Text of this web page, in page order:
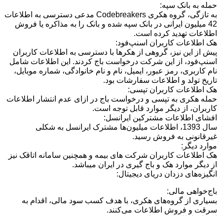
حمله به بانک سپه:
به تازگی، گروه هکری Codebreakers مدعی دسترسی به اطلاعات
42 میلیون ایرانی در بانک سپه شده و بانک را به مذاکره یا فروش
اطلاعات تهدید کرده است.
هک اطلاعات کاربران اسنپ‌فود:
پیش از این نیز، گروهی از هکرها با دسترسی به اطلاعات کاربران
اسنپ‌فود، از این شرکت درخواست باج کردند. این اطلاعات شامل
نام کاربری، رمز عبور، ایمیل، نام و نام خانوادگی، شماره موبایل،
تاریخ تولد و اطلاعات سفارشات بود.
هک اطلاعات کاربران تپسی:
حمله هکری به تپسی و درخواست باج در ازای عدم انتشار اطلاعات
کاربران، از دیگر موارد قابل توجه است.
افشای اطلاعات مشترکین ایرانسل:
سال 1393، اطلاعات میلیون‌ها مشترک ایرانسل به شکلی
غیرقانونی به فروش رسید.
موارد دیگر:
هک اطلاعات کاربران شرکت های بیمه و همچنین سامانه اتاقک نیز
از دیگر موارد هک و باج گیری در ایران میباشد.
انگیزه‌های دزدان دریای دیجیتال:
باج‌خواهی مالی:
بسیاری از گروه‌های هکری، با هدف کسب سود مالی، اقدام به
سرقت و فروش اطلاعات می‌کنند.